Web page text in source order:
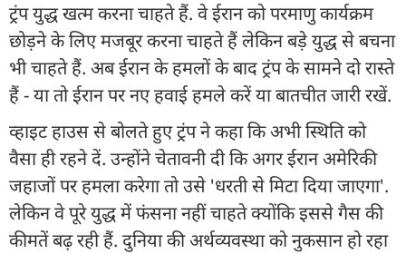
ट्रंप युद्ध खत्म करना चाहते हैं. वे ईरान को परमाणु कार्यक्रम
छोड़ने के लिए मजबूर करना चाहते हैं लेकिन बड़े युद्ध से बचना
भी चाहते हैं. अब ईरान के हमलों के बाद ट्रंप के सामने दो रास्ते
हैं - या तो ईरान पर नए हवाई हमले करें या बातचीत जारी रखें.
व्हाइट हाउस से बोलते हुए ट्रंप ने कहा कि अभी स्थिति को
वैसा ही रहने दें. उन्होंने चेतावनी दी कि अगर ईरान अमेरिकी
जहाजों पर हमला करेगा तो उसे 'धरती से मिटा दिया जाएगा'.
लेकिन वे पूरे युद्ध में फंसना नहीं चाहते क्योंकि इससे गैस की
कीमतें बढ़ रही हैं. दुनिया की अर्थव्यवस्था को नुकसान हो रहा